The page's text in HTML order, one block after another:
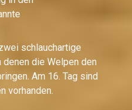
schlauchartige
die Welpen den
Am 16. Tag sind
vorhanden.